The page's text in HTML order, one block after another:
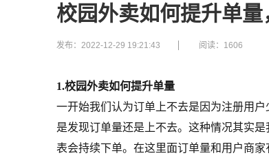
校园外卖如何提升单量
发布：2022-12-29 19:21:43 阅读：1606
1.校园外卖如何提升单量
一开始我们认为订单上不去是因为注册用
是发现订单量还是上不去。这种情况其实
表会持续下单。在这里面订单量和用户商